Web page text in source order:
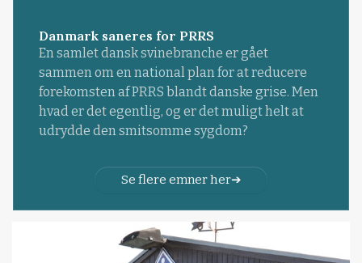
Danmark saneres for PRRS
En samlet dansk svinebranche er gået
sammen om en national plan for at reducere
forekomsten af PRRS blandt danske grise. Men
hvad er det egentlig, og er det muligt helt at
udrydde den smitsomme sygdom?
Se flere emner her